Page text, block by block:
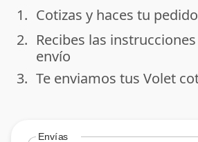
done
1. Cotizas y haces tu pedido
done
2. Recibes las
envío
done
3. Te enviamos tus Volet
Envías